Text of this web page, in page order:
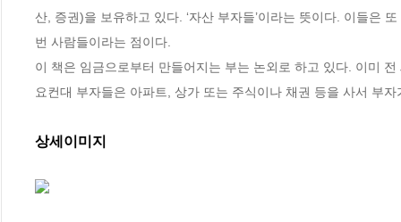
산, 증권)을 보유하고 있다. ‘자산 부자들’이라는 뜻이다. 이들은
번 사람들이라는 점이다.
이 책은 임금으로부터 만들어지는 부는 논외로 하고 있다. 이미
요컨대 부자들은 아파트, 상가 또는 주식이나 채권 등을 사서 부
상세이미지